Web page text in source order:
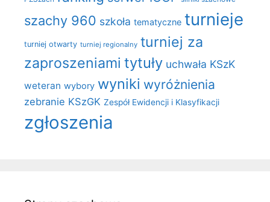
szachy 960 szkoła tematyczne turnieje
turniej otwarty turniej regionalny turniej za
zaproszeniami tytuły uchwała KSzK
weteran wybory wyniki wyróżnienia
zebranie KSzGK Zespół Ewidencji i Klasyfikacji
zgłoszenia